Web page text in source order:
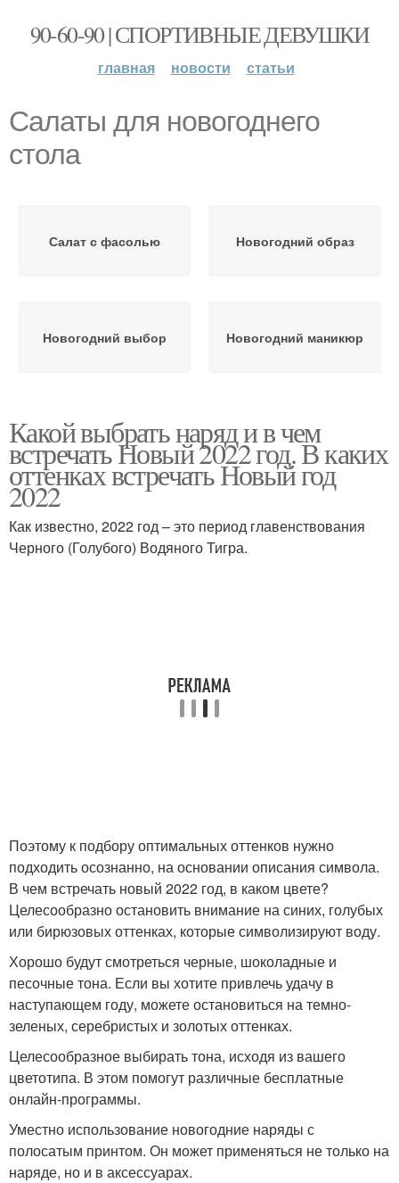
90-60-90 | СПОРТИВНЫЕ ДЕВУШКИ
главная новости статьи
Салаты для новогоднего
стола
Салат с фасолью Новогодний образ
Новогодний выбор Новогодний маникюр
Какой выбрать наряд и в чем
встречать Новый 2022 год. В каких
оттенках встречать Новый год
2022
Как известно, 2022 год – это период главенствования
Черного (Голубого) Водяного Тигра.
Поэтому к подбору оптимальных оттенков нужно
подходить осознанно, на основании описания символа.
В чем встречать новый 2022 год, в каком цвете?
Целесообразно остановить внимание на синих, голубых
или бирюзовых оттенках, которые символизируют воду.
Хорошо будут смотреться черные, шоколадные и
песочные тона. Если вы хотите привлечь удачу в
наступающем году, можете остановиться на темно-
зеленых, серебристых и золотых оттенках.
Целесообразное выбирать тона, исходя из вашего
цветотипа. В этом помогут различные бесплатные
онлайн-программы.
Уместно использование новогодние наряды с
полосатым принтом. Он может применяться не только на
наряде, но и в аксессуарах.